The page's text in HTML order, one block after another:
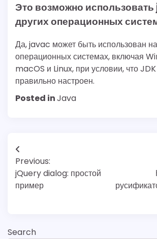
Это возможно
других операционных
Да, javac может быть использован
операционных системах, включая
macOS и Linux, при условии, что
правильно настроен.
Posted inJava
Post
navigation
Previous:
jQuery dialog: простой
пример
Search